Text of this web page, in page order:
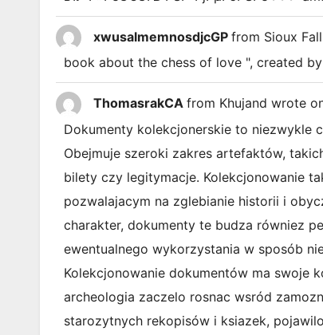
xwusalmemnosdjcGP from Sioux
book about the chess of love ", created by
ThomasrakCA from Khujand wrote
Dokumenty kolekcjonerskie to niezwykle
Obejmuje szeroki zakres artefaktów,
bilety czy legitymacje. Kolekcjonowanie
pozwalajacym na zglebianie historii i
charakter, dokumenty te budza równiez
ewentualnego wykorzystania w sposób
Kolekcjonowanie dokumentów ma swoje
archeologia zaczelo rosnac wsród
starozytnych rekopisów i ksiazek,